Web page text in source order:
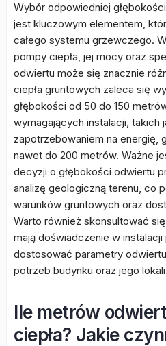
Wybór odpowiedniej
jest kluczowym elementem,
całego systemu grzewczego.
pompy ciepła, jej mocy oraz
odwiertu może się znacznie
ciepła gruntowych zaleca się
głębokości od 50 do 150
wymagających instalacji, takich
zapotrzebowaniem na energię,
nawet do 200 metrów. Ważne
decyzji o głębokości odwiertu
analizę geologiczną terenu, co
warunków gruntowych oraz
Warto również skonsultować
mają doświadczenie w instalacji
dostosować parametry
potrzeb budynku oraz jego
Ile metrów
ciepła? Jakie